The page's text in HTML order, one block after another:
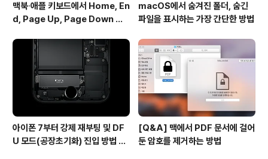
맥북∙애플 키보드에서 Home, En
d, Page Up, Page Down 키
macOS에서 숨겨진 폴더, 숨긴
파일을 표시하는 가장 간단한 방법
아이폰 7부터 강제 재부팅 및 DF
U 모드(공장초기화) 진입 방법 변
[Q&A] 맥에서 PDF 문서에 걸어
둔 암호를 제거하는 방법